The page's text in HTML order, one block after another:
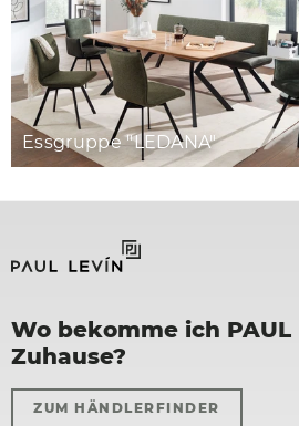
Essgruppe "LEDANA"
Wo bekomme ich PAUL
Zuhause?
ZUM HÄNDLERFINDER